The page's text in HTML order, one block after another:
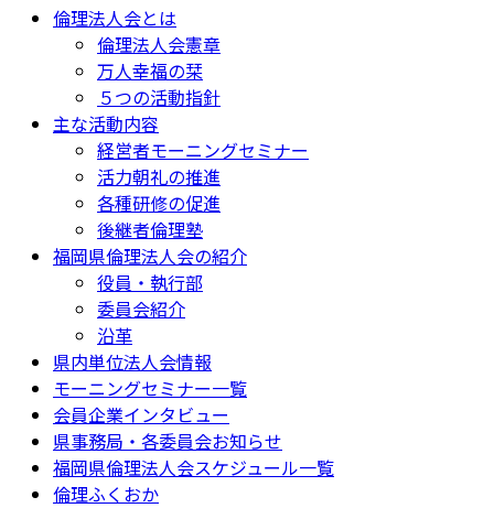
倫理法人会とは
倫理法人会憲章
万人幸福の栞
５つの活動指針
主な活動内容
経営者モーニングセミナー
活力朝礼の推進
各種研修の促進
後継者倫理塾
福岡県倫理法人会の紹介
役員・執行部
委員会紹介
沿革
県内単位法人会情報
モーニングセミナー一覧
会員企業インタビュー
県事務局・各委員会お知らせ
福岡県倫理法人会スケジュール一覧
倫理ふくおか